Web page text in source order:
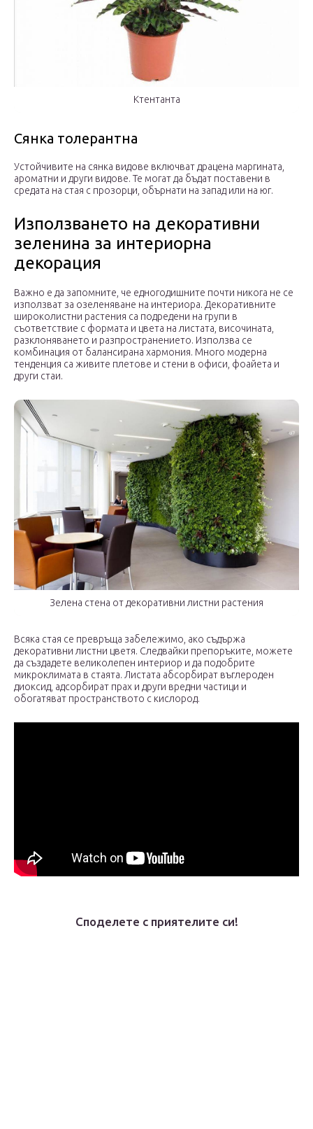
Ктентанта
Сянка толерантна
Устойчивите на сянка видове включват драцена маргината,
ароматни и други видове. Те могат да бъдат поставени в
средата на стая с прозорци, обърнати на запад или на юг.
Използването на декоративни
зеленина за интериорна
декорация
Важно е да запомните, че едногодишните почти никога не се
използват за озеленяване на интериора. Декоративните
широколистни растения са подредени на групи в
съответствие с формата и цвета на листата, височината,
разклоняването и разпространението. Използва се
комбинация от балансирана хармония. Много модерна
тенденция са живите плетове и стени в офиси, фоайета и
други стаи.
Зелена стена от декоративни листни растения
Всяка стая се превръща забележимо, ако съдържа
декоративни листни цветя. Следвайки препоръките, можете
да създадете великолепен интериор и да подобрите
микроклимата в стаята. Листата абсорбират въглероден
диоксид, адсорбират прах и други вредни частици и
обогатяват пространството с кислород.
Споделете с приятелите си!